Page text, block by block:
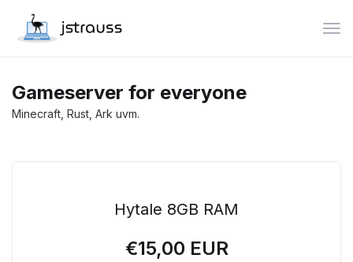
Gameserver for everyone
Minecraft, Rust, Ark uvm.
Hytale 8GB RAM
€15,00 EUR